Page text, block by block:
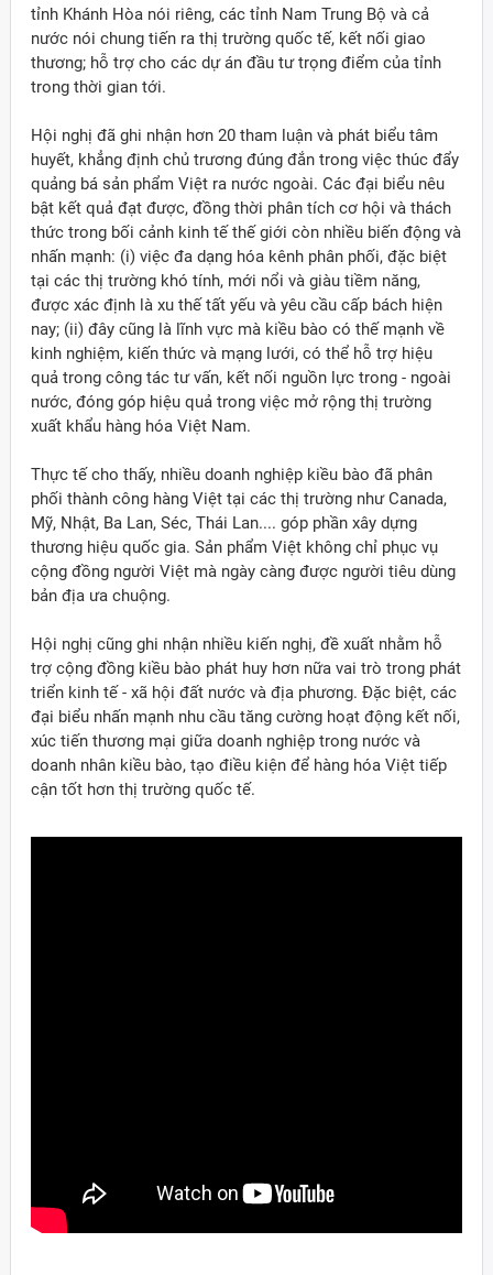
tỉnh Khánh Hòa nói riêng, các tỉnh Nam Trung Bộ và cả
nước nói chung tiến ra thị trường quốc tế, kết nối giao
thương; hỗ trợ cho các dự án đầu tư trọng điểm của tỉnh
trong thời gian tới.
Hội nghị đã ghi nhận hơn 20 tham luận và phát biểu tâm
huyết, khẳng định chủ trương đúng đắn trong việc thúc đẩy
quảng bá sản phẩm Việt ra nước ngoài. Các đại biểu nêu
bật kết quả đạt được, đồng thời phân tích cơ hội và thách
thức trong bối cảnh kinh tế thế giới còn nhiều biến động và
nhấn mạnh: (i) việc đa dạng hóa kênh phân phối, đặc biệt
tại các thị trường khó tính, mới nổi và giàu tiềm năng,
được xác định là xu thế tất yếu và yêu cầu cấp bách hiện
nay; (ii) đây cũng là lĩnh vực mà kiều bào có thế mạnh về
kinh nghiệm, kiến thức và mạng lưới, có thể hỗ trợ hiệu
quả trong công tác tư vấn, kết nối nguồn lực trong - ngoài
nước, đóng góp hiệu quả trong việc mở rộng thị trường
xuất khẩu hàng hóa Việt Nam.
Thực tế cho thấy, nhiều doanh nghiệp kiều bào đã phân
phối thành công hàng Việt tại các thị trường như Canada,
Mỹ, Nhật, Ba Lan, Séc, Thái Lan.... góp phần xây dựng
thương hiệu quốc gia. Sản phẩm Việt không chỉ phục vụ
cộng đồng người Việt mà ngày càng được người tiêu dùng
bản địa ưa chuộng.
Hội nghị cũng ghi nhận nhiều kiến nghị, đề xuất nhằm hỗ
trợ cộng đồng kiều bào phát huy hơn nữa vai trò trong phát
triển kinh tế - xã hội đất nước và địa phương. Đặc biệt, các
đại biểu nhấn mạnh nhu cầu tăng cường hoạt động kết nối,
xúc tiến thương mại giữa doanh nghiệp trong nước và
doanh nhân kiều bào, tạo điều kiện để hàng hóa Việt tiếp
cận tốt hơn thị trường quốc tế.